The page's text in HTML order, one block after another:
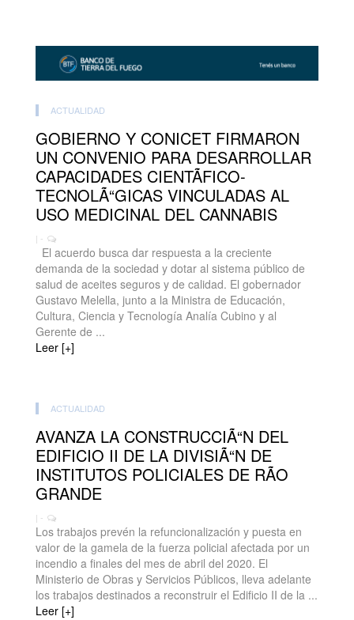
ACTUALIDAD
GOBIERNO Y CONICET FIRMARON
UN CONVENIO PARA DESARROLLAR
CAPACIDADES CIENTÃFICO-
TECNOLÃ“GICAS VINCULADAS AL
USO MEDICINAL DEL CANNABIS
| -
El acuerdo busca dar respuesta a la creciente
demanda de la sociedad y dotar al sistema público de
salud de aceites seguros y de calidad. El gobernador
Gustavo Melella, junto a la Ministra de Educación,
Cultura, Ciencia y Tecnología Analía Cubino y al
Gerente de ...
Leer [+]
ACTUALIDAD
AVANZA LA CONSTRUCCIÃ“N DEL
EDIFICIO II DE LA DIVISIÃ“N DE
INSTITUTOS POLICIALES DE RÃO
GRANDE
| -
Los trabajos prevén la refuncionalización y puesta en
valor de la gamela de la fuerza policial afectada por un
incendio a finales del mes de abril del 2020. El
Ministerio de Obras y Servicios Públicos, lleva adelante
los trabajos destinados a reconstruir el Edificio II de la ...
Leer [+]